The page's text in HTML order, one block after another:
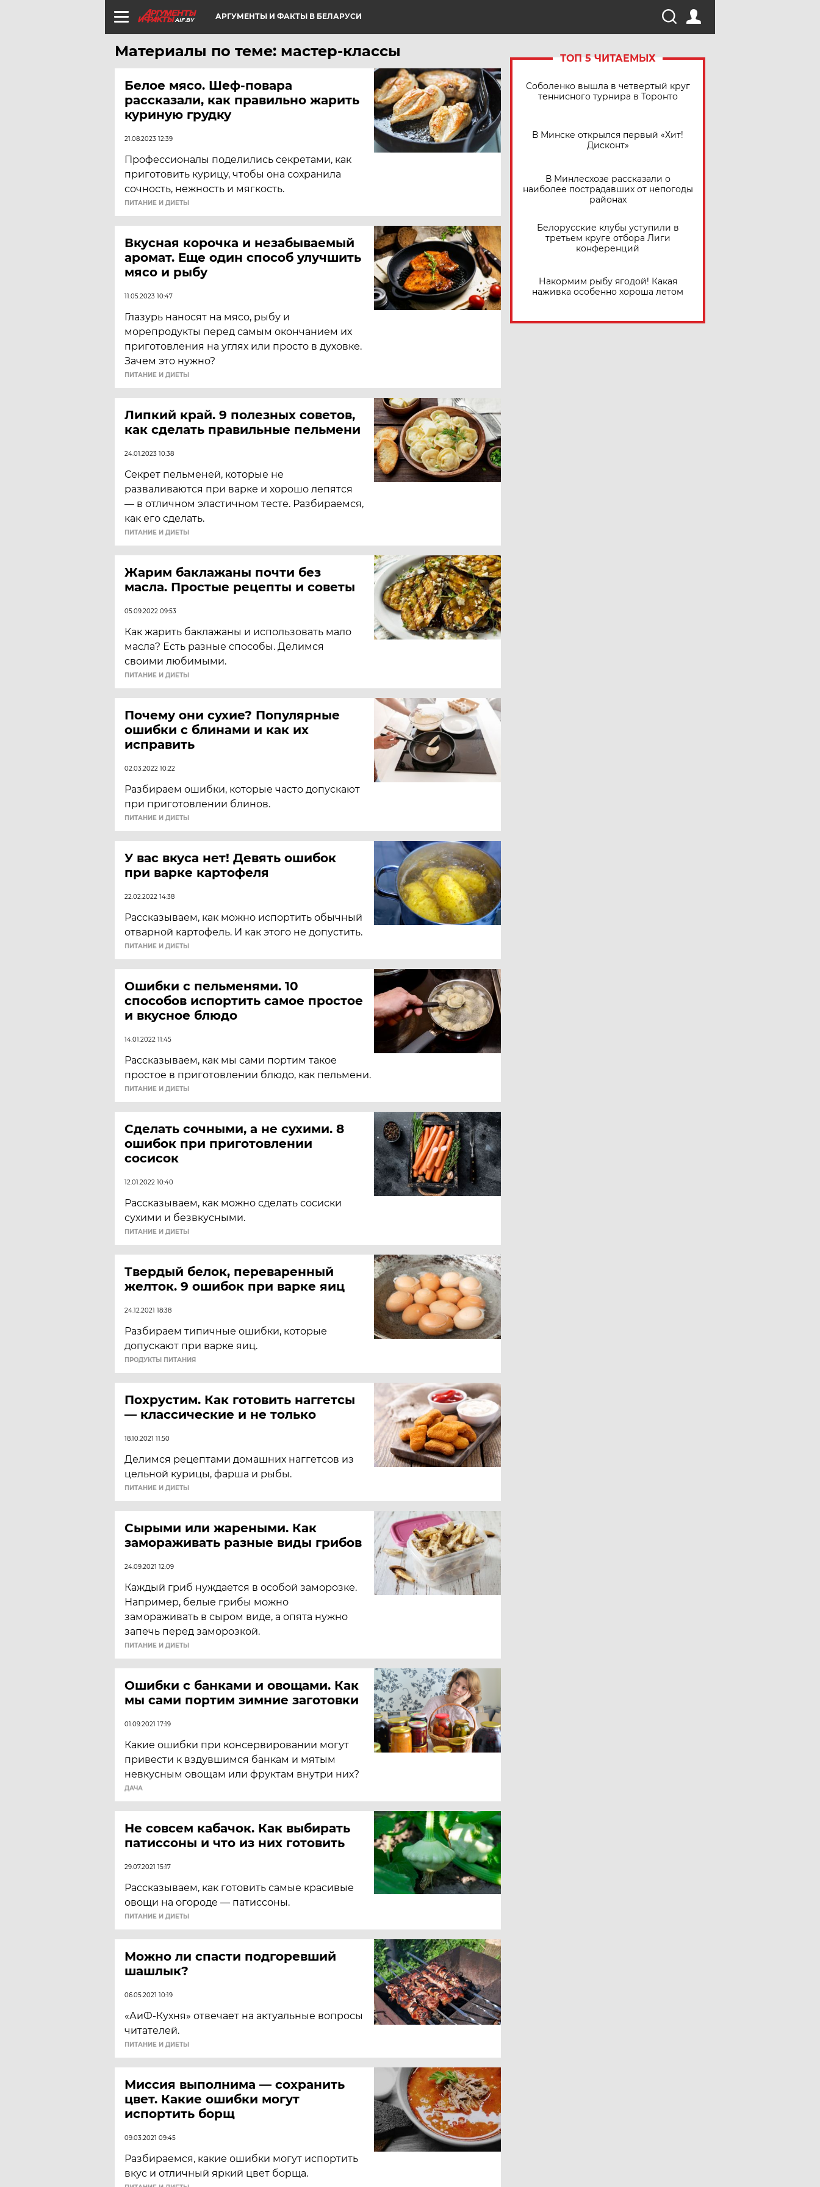
AIF.BY АРГУМЕНТЫ И ФАКТЫ В БЕЛАРУСИ
Материалы по теме: мастер-классы
Белое мясо. Шеф-повара
рассказали, как правильно жарить
куриную грудку
21.08.2023 12:39
Профессионалы поделились секретами, как
приготовить курицу, чтобы она сохранила
сочность, нежность и мягкость.
ПИТАНИЕ И ДИЕТЫ
Вкусная корочка и незабываемый
аромат. Еще один способ улучшить
мясо и рыбу
11.05.2023 10:47
Глазурь наносят на мясо, рыбу и
морепродукты перед самым окончанием их
приготовления на углях или просто в духовке.
Зачем это нужно?
ПИТАНИЕ И ДИЕТЫ
Липкий край. 9 полезных советов,
как сделать правильные пельмени
24.01.2023 10:38
Секрет пельменей, которые не
разваливаются при варке и хорошо лепятся
— в отличном эластичном тесте. Разбираемся,
как его сделать.
ПИТАНИЕ И ДИЕТЫ
Жарим баклажаны почти без
масла. Простые рецепты и советы
05.09.2022 09:53
Как жарить баклажаны и использовать мало
масла? Есть разные способы. Делимся
своими любимыми.
ПИТАНИЕ И ДИЕТЫ
Почему они сухие? Популярные
ошибки с блинами и как их
исправить
02.03.2022 10:22
Разбираем ошибки, которые часто допускают
при приготовлении блинов.
ПИТАНИЕ И ДИЕТЫ
У вас вкуса нет! Девять ошибок
при варке картофеля
22.02.2022 14:38
Рассказываем, как можно испортить обычный
отварной картофель. И как этого не допустить.
ПИТАНИЕ И ДИЕТЫ
Ошибки с пельменями. 10
способов испортить самое простое
и вкусное блюдо
14.01.2022 11:45
Рассказываем, как мы сами портим такое
простое в приготовлении блюдо, как пельмени.
ПИТАНИЕ И ДИЕТЫ
Сделать сочными, а не сухими. 8
ошибок при приготовлении
сосисок
12.01.2022 10:40
Рассказываем, как можно сделать сосиски
сухими и безвкусными.
ПИТАНИЕ И ДИЕТЫ
Твердый белок, переваренный
желток. 9 ошибок при варке яиц
24.12.2021 18:38
Разбираем типичные ошибки, которые
допускают при варке яиц.
ПРОДУКТЫ ПИТАНИЯ
Похрустим. Как готовить наггетсы
— классические и не только
18.10.2021 11:50
Делимся рецептами домашних наггетсов из
цельной курицы, фарша и рыбы.
ПИТАНИЕ И ДИЕТЫ
Сырыми или жареными. Как
замораживать разные виды грибов
24.09.2021 12:09
Каждый гриб нуждается в особой заморозке.
Например, белые грибы можно
замораживать в сыром виде, а опята нужно
запечь перед заморозкой.
ПИТАНИЕ И ДИЕТЫ
Ошибки с банками и овощами. Как
мы сами портим зимние заготовки
01.09.2021 17:19
Какие ошибки при консервировании могут
привести к вздувшимся банкам и мятым
невкусным овощам или фруктам внутри них?
ДАЧА
Не совсем кабачок. Как выбирать
патиссоны и что из них готовить
29.07.2021 15:17
Рассказываем, как готовить самые красивые
овощи на огороде — патиссоны.
ПИТАНИЕ И ДИЕТЫ
Можно ли спасти подгоревший
шашлык?
06.05.2021 10:19
«АиФ-Кухня» отвечает на актуальные вопросы
читателей.
ПИТАНИЕ И ДИЕТЫ
Миссия выполнима — сохранить
цвет. Какие ошибки могут
испортить борщ
09.03.2021 09:45
Разбираемся, какие ошибки могут испортить
вкус и отличный яркий цвет борща.
ТОП 5 ЧИТАЕМЫХ
Соболенко вышла в четвертый круг
теннисного турнира в Торонто
В Минске открылся первый «Хит!
Дисконт»
В Минлесхозе рассказали о
наиболее пострадавших от непогоды
районах
Белорусские клубы уступили в
третьем круге отбора Лиги
конференций
Накормим рыбу ягодой! Какая
наживка особенно хороша летом